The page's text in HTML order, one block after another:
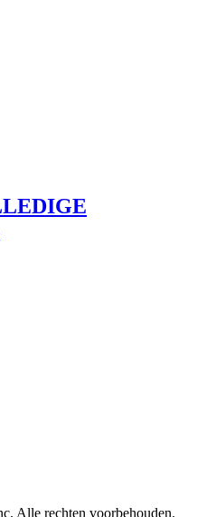
Alle rechten voorbehouden.